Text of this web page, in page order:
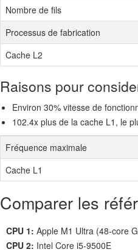
Nombre de fils
Processus de fabrication
Cache L2
Raisons pour
Environ 30% vitesse de
102.4x plus de la cache L1, le
Fréquence maximale
Cache L1
Comparer les
CPU 1: Apple M1 Ultra (48-core
CPU 2: Intel Core i5-9500E